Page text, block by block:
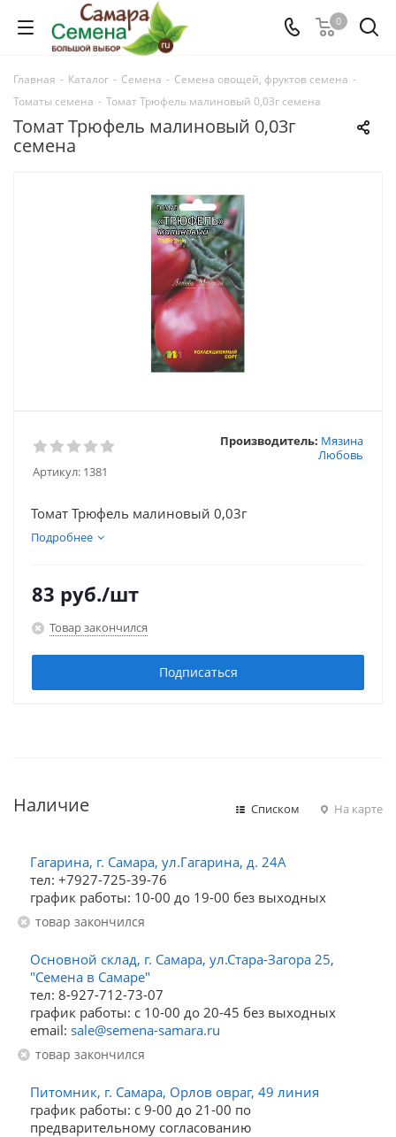
0
Главная - Каталог - Семена - Семена овощей, фруктов семена -
Томаты семена - Томат Трюфель малиновый 0,03г семена
Томат Трюфель малиновый 0,03г
семена
Артикул: 1381
Производитель: Мязина
Любовь
Томат Трюфель малиновый 0,03г
Подробнее
83 руб./шт
Товар закончился
Подписаться
Наличие Списком На карте
Гагарина, г. Самара, ул.Гагарина, д. 24А
тел: +7927-725-39-76
график работы: 10-00 до 19-00 без выходных
Товар закончился
Основной склад, г. Самара, ул.Стара-Загора 25,
"Семена в Самаре"
тел: 8-927-712-73-07
график работы: с 10-00 до 20-45 без выходных
email: sale@semena-samara.ru
Товар закончился
Питомник, г. Самара, Орлов овраг, 49 линия
график работы: с 9-00 до 21-00 по
предварительному согласованию